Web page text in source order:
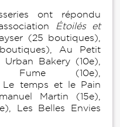
ont répondu
Étoilés et
(25 boutiques),
Au Petit
Bakery (10e),
(10e),
Le temps et le Pain
Martin (15e),
Les Belles Envies